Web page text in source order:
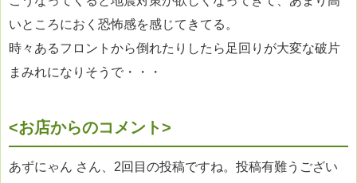
いところにおく恐怖感を感じてきてる。
時々あるフロントから倒れたりしたら足回りが大変な破片
まみれになりそうで・・・
<お店からのコメント>
あずにゃん さん、2回目の投稿ですね。投稿有難うござい